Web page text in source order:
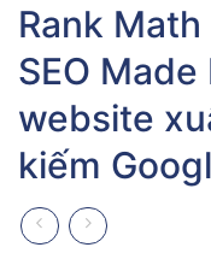
Rank
SEO Made
website
kiếm